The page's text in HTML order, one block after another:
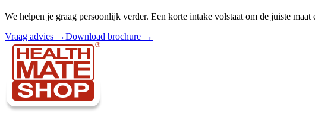
We helpen je graag persoonlijk verder. Een korte intake volstaat om de juiste maat
Vraag advies →Download brochure →